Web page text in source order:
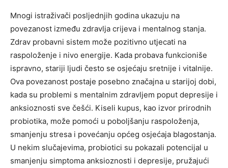
Mnogi istraživači posljednjih godina ukazuju na
povezanost između zdravlja crijeva i mentalnog stanja.
Zdrav probavni sistem može pozitivno utjecati na
raspoloženje i nivo energije. Kada probava funkcioniše
ispravno, stariji ljudi često se osjećaju sretnije i vitalnije.
Ova povezanost postaje posebno značajna u starijoj dobi,
kada su problemi s mentalnim zdravljem poput depresije i
anksioznosti sve češći. Kiseli kupus, kao izvor prirodnih
probiotika, može pomoći u poboljšanju raspoloženja,
smanjenju stresa i povećanju općeg osjećaja blagostanja.
U nekim slučajevima, probiotici su pokazali potencijal u
smanjenju simptoma anksioznosti i depresije, pružajući